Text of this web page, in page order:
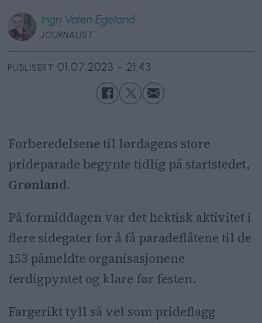
Ingri Valen Egeland
JOURNALIST
PUBLISERT 01.07.2023 - 21:43
Forberedelsene til lørdagens store
prideparade begynte tidlig på startstedet,
Grønland.
På formiddagen var det hektisk aktivitet i
flere sidegater for å få paradeflåtene til de
153 påmeldte organisasjonene
ferdigpyntet og klare før festen.
Fargerikt tyll så vel som prideflagg